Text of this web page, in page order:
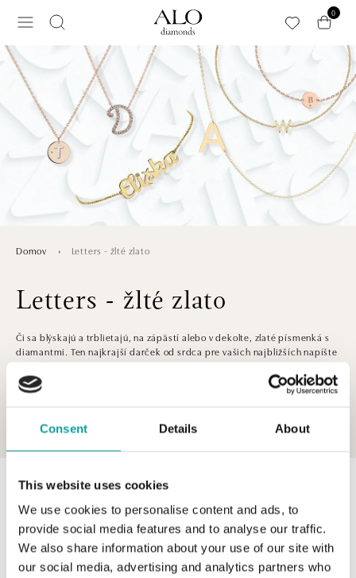
Consent Details About
This website uses cookies
We use cookies to personalise content and ads, to
provide social media features and to analyse our traffic.
We also share information about your use of our site with
our social media, advertising and analytics partners who
0
Domov Letters - žlté zlato
Letters - žlté zlato
Či sa blýskajú a trblietajú, na zápästí alebo v dekolte, zlaté písmenká s
diamantmi. Ten najkrajší darček od srdca pre vašich najbližších napíšte
originálne, diamantovými písmenami! Zvoľte si farbu zlata, písmenko
alebo celé meno či odkaz a zvyšok naši zruční zlatníci napíšu za vás.
Vyberte si z našej ponuky alebo si nechajte vyrobiť na objednanie
Zobraziť viac
0 z 0 produktov
V katalógu nie sú žiadne produkty.